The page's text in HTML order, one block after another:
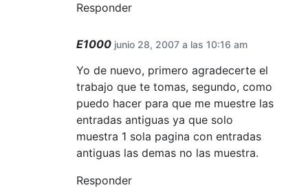
Responder
E1000 junio 28, 2007 a las 10:16 am
Yo de nuevo, primero agradecerte el
trabajo que te tomas, segundo, como
puedo hacer para que me muestre las
entradas antiguas ya que solo
muestra 1 sola pagina con entradas
antiguas las demas no las muestra.
Responder